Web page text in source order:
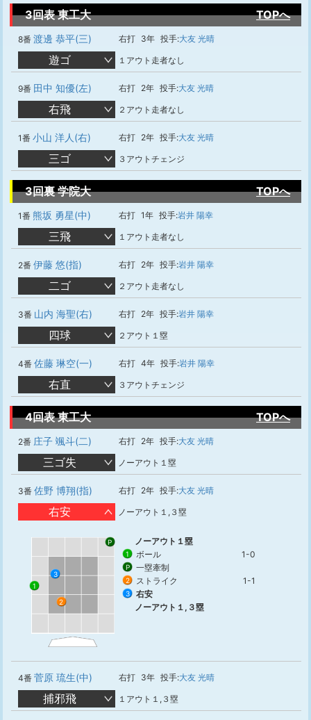
3回表 東工大 TOPへ
8番 渡邊 恭平(三) 右打 3年 投手:大友 光晴
遊ゴ １アウト走者なし
9番 田中 知優(左) 右打 2年 投手:大友 光晴
右飛 ２アウト走者なし
1番 小山 洋人(右) 右打 2年 投手:大友 光晴
三ゴ ３アウトチェンジ
3回裏 学院大 TOPへ
1番 熊坂 勇星(中) 右打 1年 投手:岩井 陽幸
三飛 １アウト走者なし
2番 伊藤 悠(指) 右打 2年 投手:岩井 陽幸
二ゴ ２アウト走者なし
3番 山内 海聖(右) 右打 2年 投手:岩井 陽幸
四球 ２アウト１塁
4番 佐藤 琳空(一) 右打 4年 投手:岩井 陽幸
右直 ３アウトチェンジ
4回表 東工大 TOPへ
2番 庄子 颯斗(二) 右打 2年 投手:大友 光晴
三ゴ失 ノーアウト１塁
3番 佐野 博翔(指) 右打 2年 投手:大友 光晴
右安 ノーアウト１,３塁
1
P
2
3
ノーアウト１塁
1 ボール 1-0
P 一塁牽制
2 ストライク 1-1
3
右安
ノーアウト１,３塁
4番 菅原 琉生(中) 右打 3年 投手:大友 光晴
捕邪飛 １アウト１,３塁